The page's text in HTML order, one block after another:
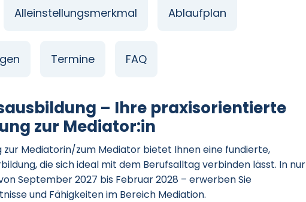
Alleinstellungsmerkmal Ablaufplan
Termine FAQ
– Ihre praxisorientierte
zur Mediator:in
zur Mediatorin/zum Mediator bietet Ihnen eine fundierte,
die sich ideal mit dem Berufsalltag verbinden lässt. In nur
September 2027 bis Februar 2028 – erwerben Sie
und Fähigkeiten im Bereich Mediation.